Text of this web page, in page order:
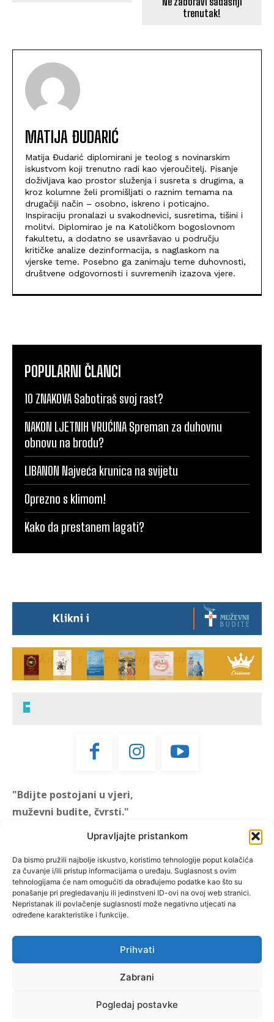
Upravljajte pristankom
Da bismo pružili najbolje iskustvo, koristimo tehnologije poput kolačića
za čuvanje i/ili pristup informacijama o uređaju. Suglasnost s ovim
tehnologijama će nam omogućiti da obrađujemo podatke kao što su
ponašanje pri pregledavanju ili jedinstveni ID-ovi na ovoj web stranici.
Nepristanak ili povlačenje suglasnosti može negativno utjecati na
određene karakteristike i funkcije.
Prihvati
Zabrani
Pogledaj postavke
trenutak!
MATIJA ĐUDARIĆ
Matija Đudarić diplomirani je teolog s novinarskim
iskustvom koji trenutno radi kao vjeroučitelj. Pisanje
doživljava kao prostor služenja i susreta s drugima, a
kroz kolumne želi promišljati o raznim temama na
drugačiji način – osobno, iskreno i poticajno.
Inspiraciju pronalazi u svakodnevici, susretima, tišini i
molitvi. Diplomirao je na Katoličkom bogoslovnom
fakultetu, a dodatno se usavršavao u području
kritičke analize dezinformacija, s naglaskom na
vjerske teme. Posebno ga zanimaju teme duhovnosti,
društvene odgovornosti i suvremenih izazova vjere.
POPULARNI ČLANCI
10 ZNAKOVA Sabotiraš svoj rast?
NAKON LJETNIH VRUĆINA Spreman za duhovnu
obnovu na brodu?
LIBANON Najveća krunica na svijetu
Oprezno s klimom!
Kako da prestanem lagati?
"Bdijte postojani u vjeri,
muževni budite, čvrsti."
"Muževni budite" prvi je
hrvatski portal za katoličke
muškarce koji pokušava
reafirmirati u današnje
vrijeme itekako narušen
biblijski koncept muževnosti,
koji pokušavamo osvijetliti iz
više aspekata, prigodnih
rubrika i poticajnih inicijativa.